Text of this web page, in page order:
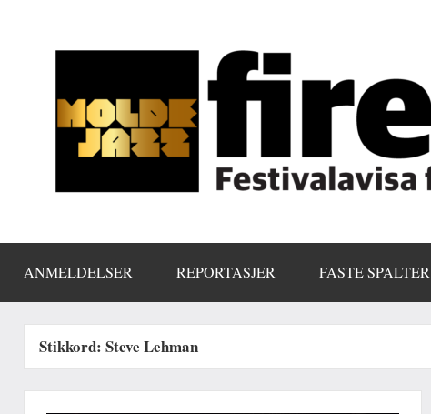
ANMELDELSER REPORTASJER FASTE SPALTER
Stikkord: Steve Lehman